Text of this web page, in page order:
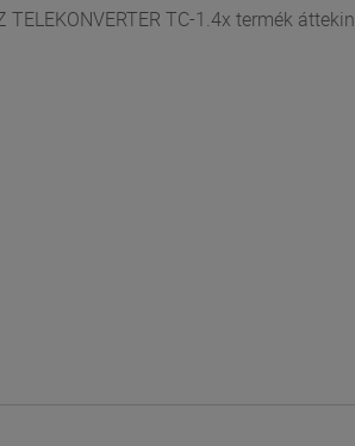
TELEKONVERTER TC-1.4x termék